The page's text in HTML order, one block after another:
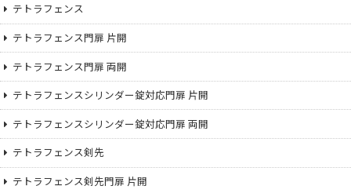
テトラフェンス
テトラフェンス門扉 片開
テトラフェンス門扉 両開
テトラフェンスシリンダー錠対応門扉 片開
テトラフェンスシリンダー錠対応門扉 両開
テトラフェンス剣先
テトラフェンス剣先門扉 片開